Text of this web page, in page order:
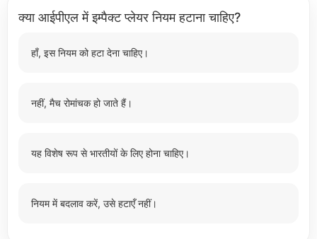
क्या आईपीएल में इम्पैक्ट प्लेयर नियम हटाना चाहिए?
हाँ, इस नियम को हटा देना चाहिए।
नहीं, मैच रोमांचक हो जाते हैं।
यह विशेष रूप से भारतीयों के लिए होना चाहिए।
नियम में बदलाव करें, उसे हटाएँ नहीं।